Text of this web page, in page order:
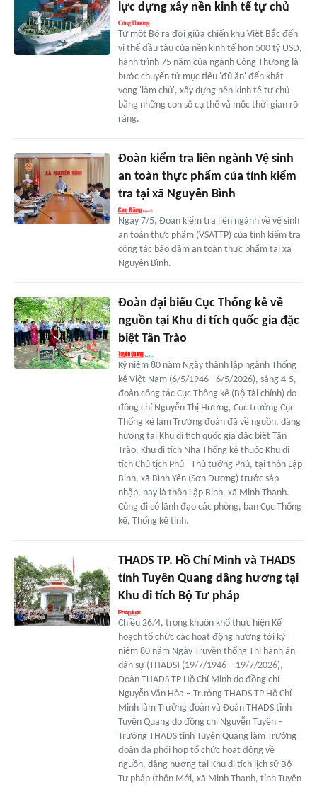
lực dựng xây nền kinh tế tự chủ
Từ một Bộ ra đời giữa chiến khu Việt Bắc đến
vị thế đầu tàu của nền kinh tế hơn 500 tỷ USD,
hành trình 75 năm của ngành Công Thương là
bước chuyển từ mục tiêu 'đủ ăn' đến khát
vọng 'làm chủ', xây dựng nền kinh tế tự chủ
bằng những con số cụ thể và mốc thời gian rõ
ràng.
Đoàn kiểm tra liên ngành Vệ sinh
an toàn thực phẩm của tỉnh kiểm
tra tại xã Nguyên Bình
Ngày 7/5, Đoàn kiểm tra liên ngành về vệ sinh
an toàn thực phẩm (VSATTP) của tỉnh kiểm tra
công tác bảo đảm an toàn thực phẩm tại xã
Nguyên Bình.
Đoàn đại biểu Cục Thống kê về
nguồn tại Khu di tích quốc gia đặc
biệt Tân Trào
Kỷ niệm 80 năm Ngày thành lập ngành Thống
kê Việt Nam (6/5/1946 - 6/5/2026), sáng 4-5,
đoàn công tác Cục Thống kê (Bộ Tài chính) do
đồng chí Nguyễn Thị Hương, Cục trưởng Cục
Thống kê làm Trưởng đoàn đã về nguồn, dâng
hương tại Khu di tích quốc gia đặc biệt Tân
Trào, Khu di tích Nha Thống kê thuộc Khu di
tích Chủ tịch Phủ - Thủ tướng Phủ, tại thôn Lập
Binh, xã Bình Yên (Sơn Dương) trước sáp
nhập, nay là thôn Lập Binh, xã Minh Thanh.
Cùng đi có lãnh đạo các phòng, ban Cục Thống
kê, Thống kê tỉnh.
THADS TP. Hồ Chí Minh và THADS
tỉnh Tuyên Quang dâng hương tại
Khu di tích Bộ Tư pháp
Chiều 26/4, trong khuôn khổ thực hiện Kế
hoạch tổ chức các hoạt động hướng tới kỷ
niệm 80 năm Ngày Truyền thống Thi hành án
dân sự (THADS) (19/7/1946 – 19/7/2026),
Đoàn THADS TP Hồ Chí Minh do đồng chí
Nguyễn Văn Hòa – Trưởng THADS TP Hồ Chí
Minh làm Trưởng đoàn và Đoàn THADS tỉnh
Tuyên Quang do đồng chí Nguyễn Tuyên –
Trưởng THADS tỉnh Tuyên Quang làm Trưởng
đoàn đã phối hợp tổ chức hoạt động về
nguồn, dâng hương tại Khu di tích lịch sử Bộ
Tư pháp (thôn Mới, xã Minh Thanh, tỉnh Tuyên